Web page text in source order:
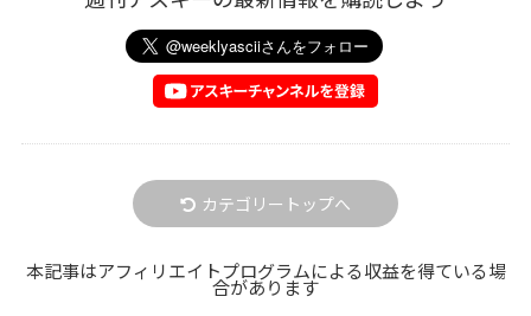
カテゴリートップへ
本記事はアフィリエイトプログラムによる収益を得ている場
合があります